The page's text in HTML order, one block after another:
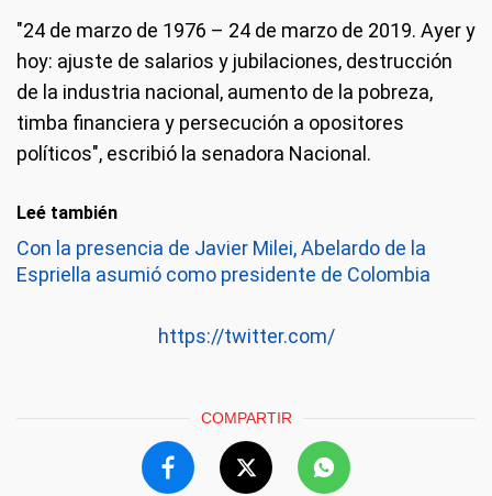
"24 de marzo de 1976 – 24 de marzo de 2019. Ayer y
hoy: ajuste de salarios y jubilaciones, destrucción
de la industria nacional, aumento de la pobreza,
timba financiera y persecución a opositores
políticos", escribió la senadora Nacional.
Leé también
Con la presencia de Javier Milei, Abelardo de la
Espriella asumió como presidente de Colombia
https://twitter.com/
COMPARTIR